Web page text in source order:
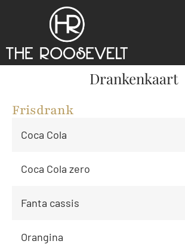
Drankenkaart
Frisdrank
Coca Cola
Coca Cola zero
Fanta cassis
Orangina